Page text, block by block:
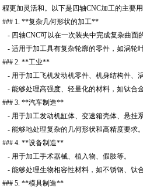
程更加灵活和。以下是四轴CNC加工的主要用
### 1. **复杂几何形状的加工**
- 四轴CNC可以在一次装夹中完成复杂曲面
- 适用于加工具有复杂轮廓的零件，如涡轮
### 2. **工业**
- 用于加工飞机发动机零件、机身结构件、
- 能够处理高强度、轻量化的材料，如钛合
### 3. **汽车制造**
- 用于加工发动机缸体、变速箱壳体、悬挂
- 能够地处理复杂的几何形状和高精度要求。
### 4. **设备制造**
- 用于加工手术器械、植入物、假肢等。
- 能够处理生物相容性材料，如不锈钢、钛合
### 5. **模具制造**